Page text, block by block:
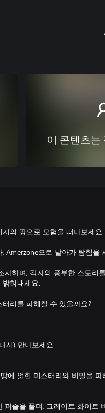
이 콘텐츠는
의 땅으로 모험을 떠나보세요
Amerzone으로 날아가 탐험을
하며, 각자의 풍부한 스토리
혀내세요.
리를 파헤칠 수 있을까요?
시) 만나보세요
에 얽힌 미스터리와 비밀을 파
즐을 풀며, 그레이트 화이트